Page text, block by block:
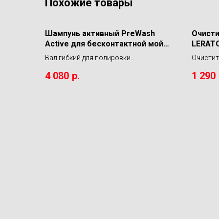
Похожие товары
Шампунь активный PreWash
Active для бесконтактной мойки
20кг.
Вал гибкий для полировки
Detail Polisher
4 080 р. 1 290